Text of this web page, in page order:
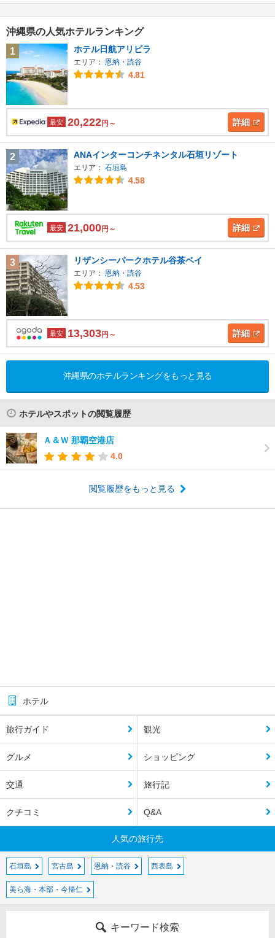
沖縄県の人気ホテルランキング
1
ホテル日航アリビラ
エリア： 恩納・読谷
4.81
最安 20,222円～ 詳細
2 ANAインターコンチネンタル石垣リゾート
エリア： 石垣島
4.58
最安 21,000円～ 詳細
3 リザンシーパークホテル谷茶ベイ
エリア： 恩納・読谷
4.53
最安 13,303円～ 詳細
沖縄県のホテルランキングをもっと見る
ホテルやスポットの閲覧履歴
Ａ＆Ｗ 那覇空港店
4.0
閲覧履歴をもっと見る
ホテル
旅行ガイド 観光
グルメ ショッピング
交通 旅行記
クチコミ Q&A
人気の旅行先
石垣島 宮古島 恩納・読谷 西表島
美ら海・本部・今帰仁
キーワード検索